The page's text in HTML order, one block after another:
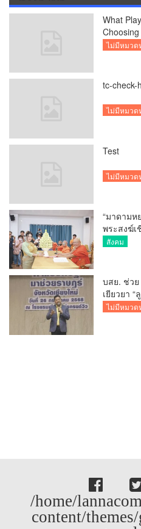
What
UK
ไม่มีหมวด
tc-check-
ไม่มีหมวด
Test
ไม่มีหมวด
“มาดามห
พระสงฆ์
รายรับร
สังคม
บสย. ช่วย
เยียวยา
ธรรมเนีย
ไม่มีหมวด
/home/
content/